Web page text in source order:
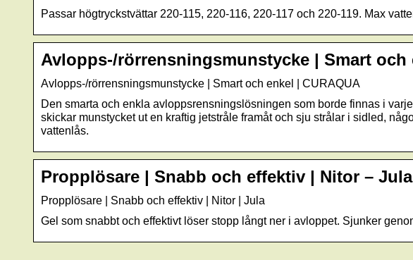
Passar högtryckstvättar 220-115, 220-116, 220-117 och 220-119. Max
Avlopps-/rörrensningsmunstycke | Smart och
Avlopps-/rörrensningsmunstycke | Smart och enkel | CURAQUA
Den smarta och enkla avloppsrensningslösningen som borde finnas i
skickar munstycket ut en kraftig jetstråle framåt och sju strålar i sidled,
vattenlås.
Propplösare | Snabb och effektiv | Nitor – Jula
Propplösare | Snabb och effektiv | Nitor | Jula
Gel som snabbt och effektivt löser stopp långt ner i avloppet. Sjunker